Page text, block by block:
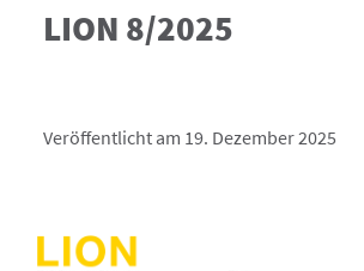
LION 8/2025
Veröffentlicht am 19. Dezember 2025